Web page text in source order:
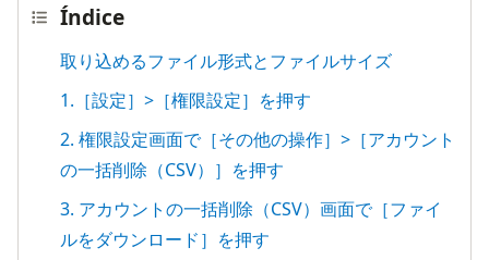
Índice
取り込めるファイル形式とファイルサイズ
1.［設定］>［権限設定］を押す
2. 権限設定画面で［その他の操作］>［アカウント
の一括削除（CSV）］を押す
3. アカウントの一括削除（CSV）画面で［ファイ
ルをダウンロード］を押す